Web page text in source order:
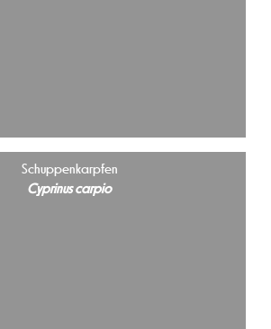
Schuppenkarpfen
Cyprinus carpio